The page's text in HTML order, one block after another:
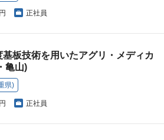
正社員
板技術を用いたアグリ・メディカ
亀山)
県)
正社員